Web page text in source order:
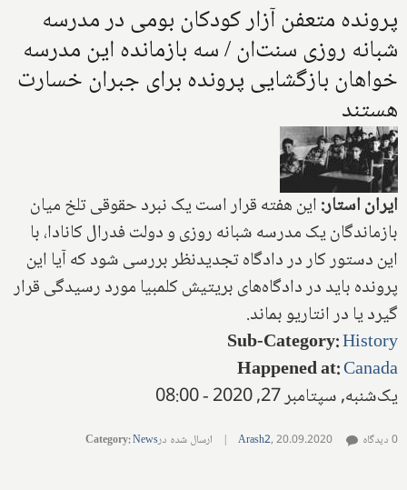
پرونده متعفن آزار کودکان بومی در مدرسه
شبانه روزی سنت‌ان / سه بازمانده این مدرسه
خواهان بازگشایی پرونده برای جبران خسارت
هستند
ایران استار:این هفته قرار است یک نبرد حقوقی تلخ میان
بازماندگان یک مدرسه شبانه روزی و دولت فدرال کانادا، با
این دستور کار در دادگاه تجدیدنظر بررسی شود که آیا این
پرونده باید در دادگاه‌های بریتیش کلمبیا مورد رسیدگی قرار
گیرد یا در انتاریو بماند.
Sub-Category:History
Happened at:Canada
یک‌شنبه, سپتامبر 27, 2020 - 08:00
Arash2,20.09.2020
| ارسال شده در Category:News 0 دیدگاه